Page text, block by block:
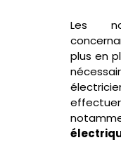
Les
plus en